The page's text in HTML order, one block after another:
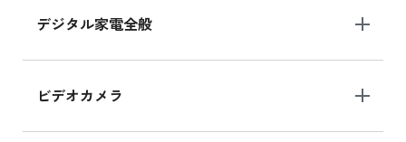
デジタル家電全般
ビデオカメラ
iPad Air 11インチ シリーズ
iPad Air 11インチ の新品買取価格
iPhone 15 128GB シリーズ